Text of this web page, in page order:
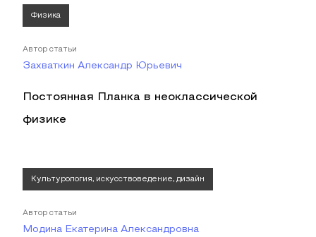
Физика
Автор статьи
Захваткин Александр Юрьевич
Постоянная Планка в неоклассической
физике
Культурология, искусствоведение, дизайн
Автор статьи
Модина Екатерина Александровна